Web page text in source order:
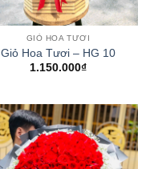
GIỎ HOA TƯƠI
Giỏ Hoa Tươi – HG 10
1.150.000₫